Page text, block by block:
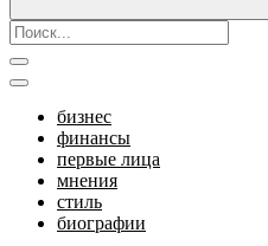
бизнес
финансы
первые лица
мнения
стиль
биографии